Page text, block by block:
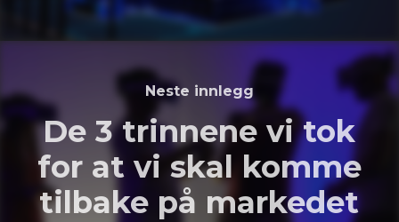
Neste innlegg
De 3 trinnene vi tok
for at vi skal komme
tilbake på markedet